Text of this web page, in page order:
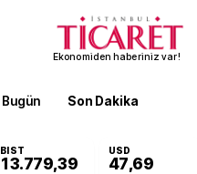
Ekonomiden haberiniz var!
Bugün Son Dakika
BIST
13.779,39
USD
47,69